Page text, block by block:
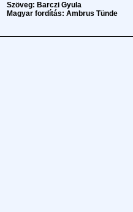
Szöveg: Barczi Gyula
Magyar fordítás: Ambrus Tünde